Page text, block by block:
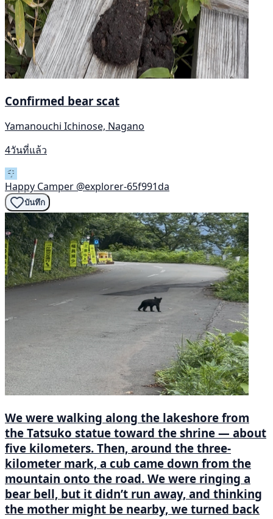
Confirmed bear scat
Yamanouchi Ichinose, Nagano
4วันที่แล้ว
Happy Camper @explorer-65f991da
บันทึก
We were walking along the lakeshore from
the Tatsuko statue toward the shrine — about
five kilometers. Then, around the three-
kilometer mark, a cub came down from the
mountain onto the road. We were ringing a
bear bell, but it didn’t run away, and thinking
the mother might be nearby, we turned back